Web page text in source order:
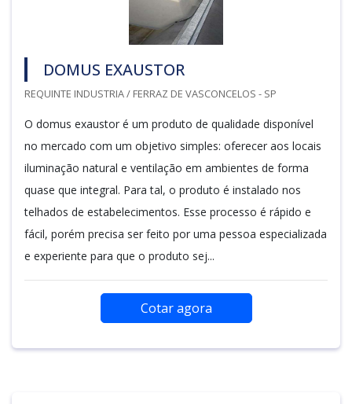
DOMUS EXAUSTOR
REQUINTE INDUSTRIA / FERRAZ DE VASCONCELOS - SP
O domus exaustor é um produto de qualidade disponível
no mercado com um objetivo simples: oferecer aos locais
iluminação natural e ventilação em ambientes de forma
quase que integral. Para tal, o produto é instalado nos
telhados de estabelecimentos. Esse processo é rápido e
fácil, porém precisa ser feito por uma pessoa especializada
e experiente para que o produto sej...
Cotar agora